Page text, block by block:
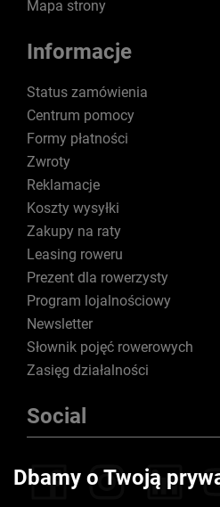
Mapa strony
Informacje
Status zamówienia
Centrum pomocy
Formy płatności
Zwroty
Reklamacje
Koszty wysyłki
Zakupy na raty
Leasing roweru
Prezent dla rowerzysty
Program lojalnościowy
Newsletter
Słownik pojęć rowerowych
Zasięg działalności
Social
Dbamy o Twoją